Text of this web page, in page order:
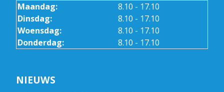
Maandag:
8.10 - 17.10
Dinsdag:
8.10 - 17.10
Woensdag:
8.10 - 17.10
Donderdag:
8.10 - 17.10
NIEUWS